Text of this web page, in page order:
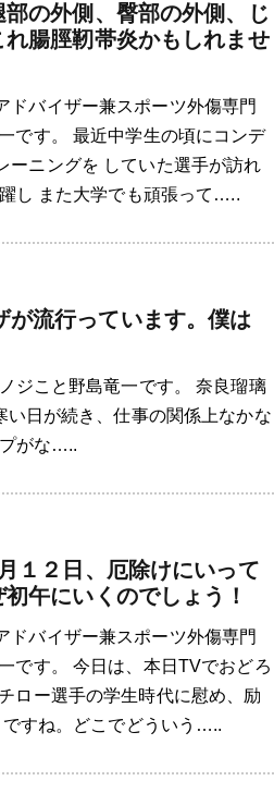
の外側、臀部の外側、じ
れ腸脛靭帯炎かもしれませ
ドバイザー兼スポーツ外傷専門
です。 最近中学生の頃にコンデ
ーニングを していた選手が訪れ
し また大学でも頑張って…..
が流行っています。僕は
ジこと野島竜一です。 奈良瑠璃
日が続き、仕事の関係上なかな
がな…..
１２日、厄除けにいって
午にいくのでしょう！
ドバイザー兼スポーツ外傷専門
です。 今日は、本日TVでおどろ
ロー選手の学生時代に慰め、励
すね。どこでどういう…..